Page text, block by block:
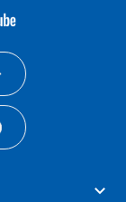
youtube-